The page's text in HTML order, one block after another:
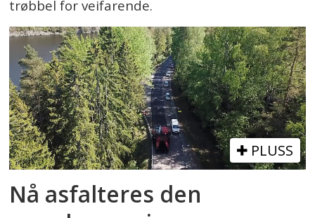
trøbbel for veifarende.
PLUSS
Nå asfalteres den